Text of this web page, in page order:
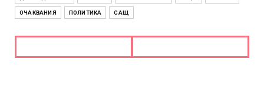
ОЧАКВАНИЯ ПОЛИТИКА САЩ